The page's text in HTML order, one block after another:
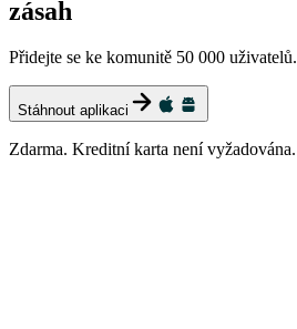
zásah
Přidejte se ke komunitě 50 000 uživatelů.
Stáhnout aplikaci
Zdarma. Kreditní karta není vyžadována.